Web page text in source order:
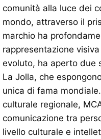
comunità alla luce dei
mondo, attraverso il
marchio ha
rappresentazione
evoluto, ha aperto due
La Jolla, che
unica di fama
culturale regionale,
comunicazione tra
livello culturale e